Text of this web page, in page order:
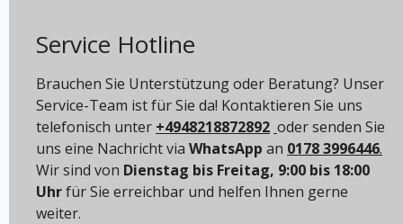
Service Hotline
Brauchen Sie Unterstützung oder Beratung? Unser
Service-Team ist für Sie da! Kontaktieren Sie uns
telefonisch unter +4948218872892 oder senden Sie
uns eine Nachricht via WhatsApp an 0178 3996446.
Wir sind von Dienstag bis Freitag, 9:00 bis 18:00
Uhrfür Sie erreichbar und helfen Ihnen gerne
weiter.